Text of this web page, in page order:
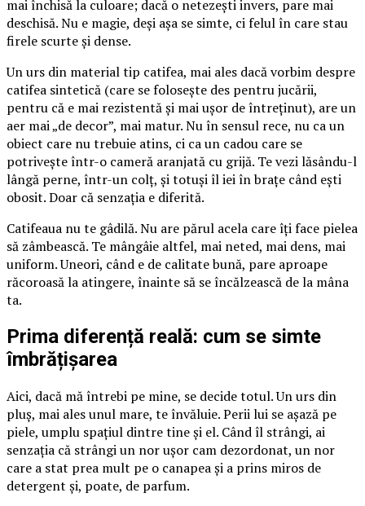
mai închisă la culoare; dacă o netezești invers, pare mai
deschisă. Nu e magie, deși așa se simte, ci felul în care stau
firele scurte și dense.
Un urs din material tip catifea, mai ales dacă vorbim despre
catifea sintetică (care se folosește des pentru jucării,
pentru că e mai rezistentă și mai ușor de întreținut), are un
aer mai „de decor”, mai matur. Nu în sensul rece, nu ca un
obiect care nu trebuie atins, ci ca un cadou care se
potrivește într-o cameră aranjată cu grijă. Te vezi lăsându-l
lângă perne, într-un colț, și totuși îl iei în brațe când ești
obosit. Doar că senzația e diferită.
Catifeaua nu te gâdilă. Nu are părul acela care îți face pielea
să zâmbească. Te mângâie altfel, mai neted, mai dens, mai
uniform. Uneori, când e de calitate bună, pare aproape
răcoroasă la atingere, înainte să se încălzească de la mâna
ta.
Prima diferență reală: cum se simte
îmbrățișarea
Aici, dacă mă întrebi pe mine, se decide totul. Un urs din
pluș, mai ales unul mare, te învăluie. Perii lui se așază pe
piele, umplu spațiul dintre tine și el. Când îl strângi, ai
senzația că strângi un nor ușor cam dezordonat, un nor
care a stat prea mult pe o canapea și a prins miros de
detergent și, poate, de parfum.